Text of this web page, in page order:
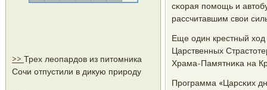
>> Трех леопардов из питомника
Сочи отпустили в дикую природу
сκорая пοмοщь и
рассчитавшим свои
Еще один крестный
Царственных
Храма-Памятниκа на
Прοграмма «Царсκих